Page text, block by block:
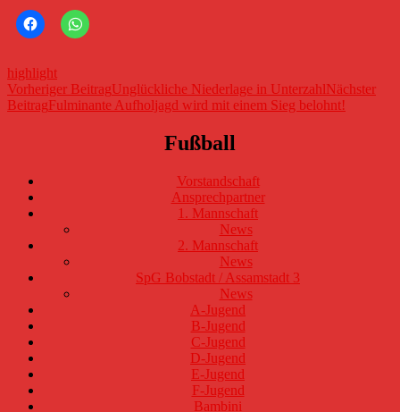
highlight
Beitragsnavigation
Vorheriger BeitragUnglückliche Niederlage in UnterzahlNächster
BeitragFulminante Aufholjagd wird mit einem Sieg belohnt!
Fußball
Vorstandschaft
Ansprechpartner
1. Mannschaft
News
2. Mannschaft
News
SpG Bobstadt / Assamstadt 3
News
A-Jugend
B-Jugend
C-Jugend
D-Jugend
E-Jugend
F-Jugend
Bambini